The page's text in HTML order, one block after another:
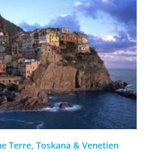
Terre, Toskana & Venetien